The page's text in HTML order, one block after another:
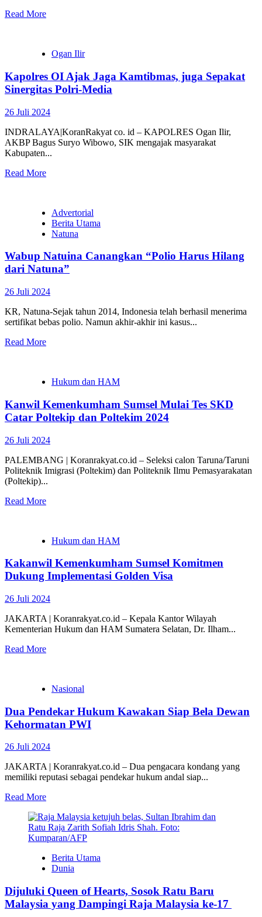
Read More
Ogan Ilir
Kapolres OI Ajak Jaga Kamtibmas, juga Sepakat
Sinergitas Polri-Media
26 Juli 2024
INDRALAYA|KoranRakyat co. id – KAPOLRES Ogan Ilir,
AKBP Bagus Suryo Wibowo, SIK mengajak masyarakat
Kabupaten...
Read More
Advertorial
Berita Utama
Natuna
Wabup Natuina Canangkan “Polio Harus Hilang
dari Natuna”
26 Juli 2024
KR, Natuna-Sejak tahun 2014, Indonesia telah berhasil menerima
sertifikat bebas polio. Namun akhir-akhir ini kasus...
Read More
Hukum dan HAM
Kanwil Kemenkumham Sumsel Mulai Tes SKD
Catar Poltekip dan Poltekim 2024
26 Juli 2024
PALEMBANG | Koranrakyat.co.id – Seleksi calon Taruna/Taruni
Politeknik Imigrasi (Poltekim) dan Politeknik Ilmu Pemasyarakatan
(Poltekip)...
Read More
Hukum dan HAM
Kakanwil Kemenkumham Sumsel Komitmen
Dukung Implementasi Golden Visa
26 Juli 2024
JAKARTA | Koranrakyat.co.id – Kepala Kantor Wilayah
Kementerian Hukum dan HAM Sumatera Selatan, Dr. Ilham...
Read More
Nasional
Dua Pendekar Hukum Kawakan Siap Bela Dewan
Kehormatan PWI
26 Juli 2024
JAKARTA | Koranrakyat.co.id – Dua pengacara kondang yang
memiliki reputasi sebagai pendekar hukum andal siap...
Read More
Berita Utama
Dunia
Dijuluki Queen of Hearts, Sosok Ratu Baru
Malaysia yang Dampingi Raja Malaysia ke-17